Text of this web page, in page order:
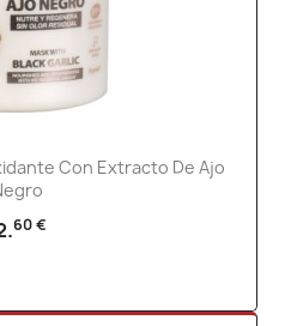
Con Extracto De Ajo
60 €